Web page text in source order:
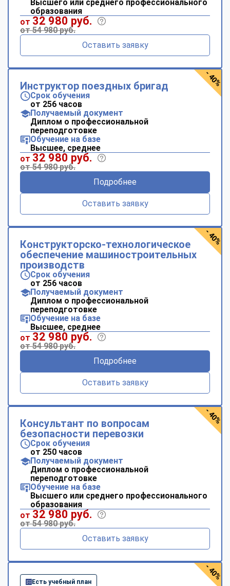
Высшего или среднего профессионального
образования
от 32 980 руб.
от 54 980 руб.
Оставить заявку
Инструктор поездных бригад
Срок обучения
от 256 часов
Получаемый документ
Диплом о профессиональной
переподготовке
Обучение на базе
Высшее, среднее
от 32 980 руб.
от 54 980 руб.
Подробнее
Оставить заявку
- 40%
Конструкторско-технологическое
обеспечение машиностроительных
производств
Срок обучения
от 256 часов
Получаемый документ
Диплом о профессиональной
переподготовке
Обучение на базе
Высшее, среднее
от 32 980 руб.
от 54 980 руб.
Подробнее
Оставить заявку
- 40%
Консультант по вопросам
безопасности перевозки
Срок обучения
от 250 часов
Получаемый документ
Диплом о профессиональной
переподготовке
Обучение на базе
Высшего или среднего профессионального
образования
от 32 980 руб.
от 54 980 руб.
Оставить заявку
- 40%
Есть учебный план
- 40%